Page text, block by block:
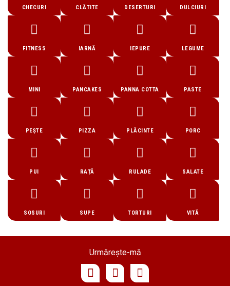
CHECURI CLĂTITE DESERTURI DULCIURI
FITNESS IARNĂ IEPURE LEGUME
MINI PANCAKES PANNA COTTA PASTE
PEȘTE PIZZA PLĂCINTE PORC
PUI RAȚĂ RULADE SALATE
SOSURI SUPE TORTURI VITĂ
Urmărește-mă